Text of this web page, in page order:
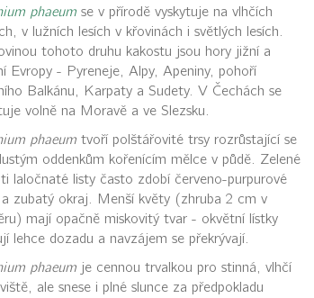
phaeumse v přírodě vyskytuje na vlhčích
v lužních lesích v křovinách i světlých lesích.
tohoto druhu kakostu jsou hory jižní a
Evropy - Pyreneje, Alpy, Apeniny, pohoří
Balkánu, Karpaty a Sudety. V Čechách se
volně na Moravě a ve Slezsku.
phaeumtvoří polštářovité trsy rozrůstající se
oddenkům kořenícím mělce v půdě. Zelené
laločnaté listy často zdobí červeno-purpurové
zubatý okraj. Menší květy (zhruba 2 cm v
mají opačně miskovitý tvar - okvětní lístky
lehce dozadu a navzájem se překrývají.
phaeumje cennou trvalkou pro stinná, vlhčí
ale snese i plné slunce za předpokladu